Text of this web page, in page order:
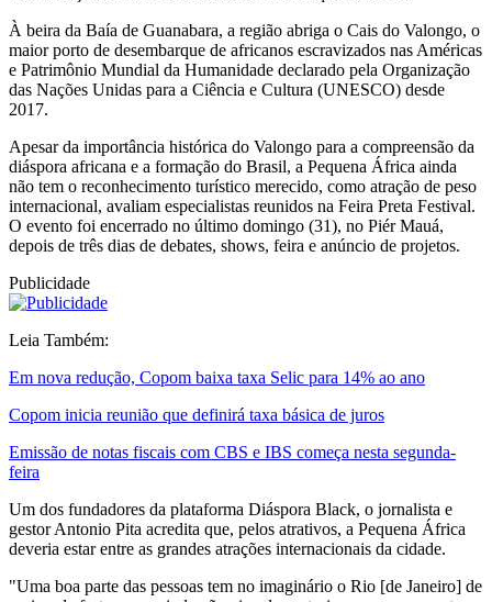
À beira da Baía de Guanabara, a região abriga o Cais do Valongo, o
maior porto de desembarque de africanos escravizados nas Américas
e Patrimônio Mundial da Humanidade declarado pela Organização
das Nações Unidas para a Ciência e Cultura (UNESCO) desde
2017.
Apesar da importância histórica do Valongo para a compreensão da
diáspora africana e a formação do Brasil, a Pequena África ainda
não tem o reconhecimento turístico merecido, como atração de peso
internacional, avaliam especialistas reunidos na Feira Preta Festival.
O evento foi encerrado no último domingo (31), no Piér Mauá,
depois de três dias de debates, shows, feira e anúncio de projetos.
Publicidade
Leia Também:
Em nova redução, Copom baixa taxa Selic para 14% ao ano
Copom inicia reunião que definirá taxa básica de juros
Emissão de notas fiscais com CBS e IBS começa nesta segunda-
feira
Um dos fundadores da plataforma Diáspora Black, o jornalista e
gestor Antonio Pita acredita que, pelos atrativos, a Pequena África
deveria estar entre as grandes atrações internacionais da cidade.
"Uma boa parte das pessoas tem no imaginário o Rio [de Janeiro] de